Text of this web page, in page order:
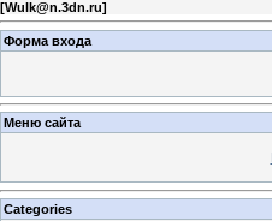
[Wulk@n.3dn.ru]
Форма входа
Меню сайта
Categories